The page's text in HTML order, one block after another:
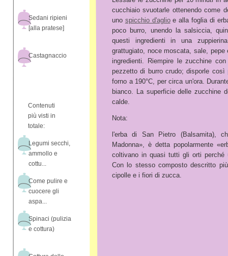
Sedani ripieni
[alla pratese]
Castagnaccio
Contenuti
più visti in
totale:
Legumi secchi,
ammollo e
cottu...
Come pulire e
cuocere gli
aspa...
Spinaci (pulizia
e cottura)
cucchiaio svuotarle ottenendo come
uno spicchio d'aglioe alla foglia di
poco burro, unendo la salsiccia,
questi ingredienti in una
grattugiato, noce moscata, sale,
ingredienti. Riempire le zucchine
pezzetto di burro crudo; disporle
forno a 190°C, per circa un'ora.
bianco. La superficie delle zucchine
calde.
Nota:
l'erba di San Pietro (Balsamita),
Madonna», è detta popolarmente
coltivano in quasi tutti gli orti perché
Con lo stesso composto descritto
cipolle e i fiori di zucca.